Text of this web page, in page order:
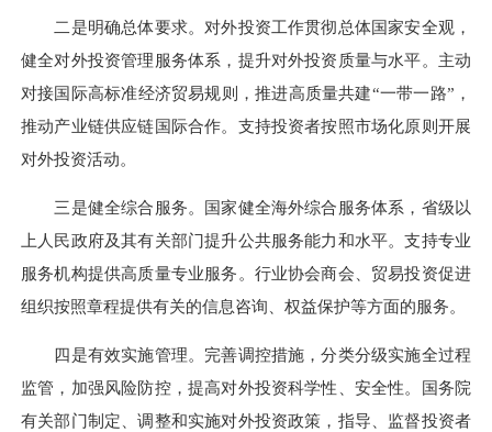
二是明确总体要求。对外投资工作贯彻总体国家安全观，
健全对外投资管理服务体系，提升对外投资质量与水平。主动
对接国际高标准经济贸易规则，推进高质量共建“一带一路”，
推动产业链供应链国际合作。支持投资者按照市场化原则开展
对外投资活动。
三是健全综合服务。国家健全海外综合服务体系，省级以
上人民政府及其有关部门提升公共服务能力和水平。支持专业
服务机构提供高质量专业服务。行业协会商会、贸易投资促进
组织按照章程提供有关的信息咨询、权益保护等方面的服务。
四是有效实施管理。完善调控措施，分类分级实施全过程
监管，加强风险防控，提高对外投资科学性、安全性。国务院
有关部门制定、调整和实施对外投资政策，指导、监督投资者